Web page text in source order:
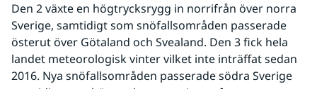
Den 2 växte en högtrycksrygg in norrifrån över norra
Sverige, samtidigt som snöfallsområden passerade
österut över Götaland och Svealand. Den 3 fick hela
landet meteorologisk vinter vilket inte inträffat sedan
2016. Nya snöfallsområden passerade södra Sverige